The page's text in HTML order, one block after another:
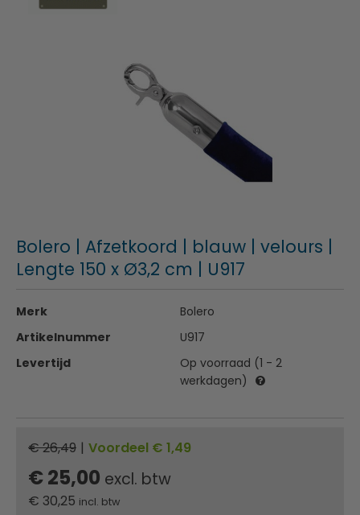
Bolero | Afzetkoord | blauw | velours |
Lengte 150 x Ø3,2 cm | U917
Merk
Bolero
Artikelnummer
U917
Levertijd
Op voorraad (1 - 2
werkdagen)
€ 26,49 | Voordeel € 1,49
€ 25,00 excl. btw
€ 30,25 incl. btw